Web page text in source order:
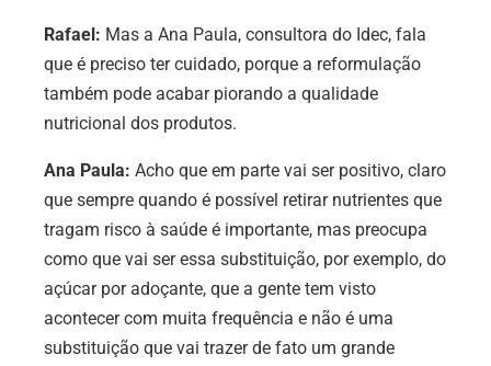
Rafael: Mas a Ana Paula, consultora do Idec, fala
que é preciso ter cuidado, porque a reformulação
também pode acabar piorando a qualidade
nutricional dos produtos.
Ana Paula: Acho que em parte vai ser positivo, claro
que sempre quando é possível retirar nutrientes que
tragam risco à saúde é importante, mas preocupa
como que vai ser essa substituição, por exemplo, do
açúcar por adoçante, que a gente tem visto
acontecer com muita frequência e não é uma
substituição que vai trazer de fato um grande